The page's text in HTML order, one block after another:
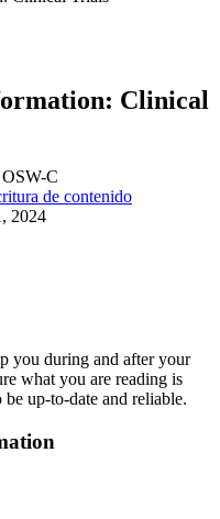
Clinical
C
de contenido
2024
you during and after your
what you are reading is
up-to-date and reliable.